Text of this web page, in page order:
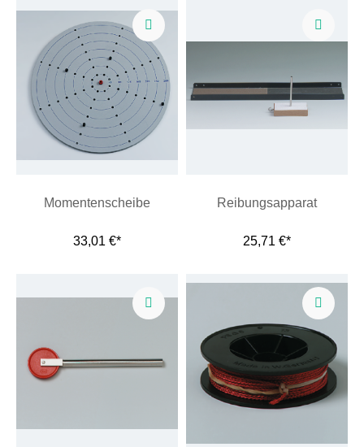
Momentenscheibe
33,01 €*
Reibungsapparat
25,71 €*